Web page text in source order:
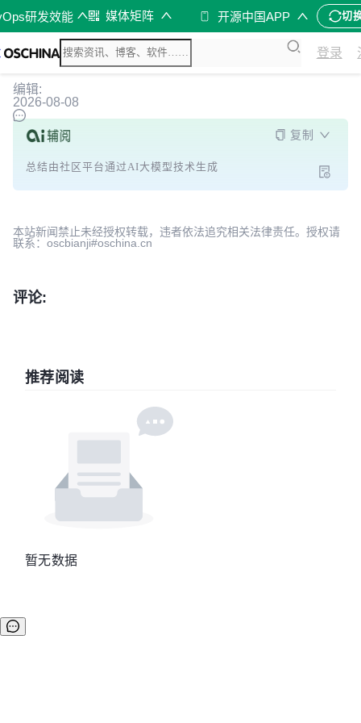
研发效能 媒体矩阵 开源中国APP 切
登录
编辑:
2026-08-08
复制
总结由社区平台通过AI大模型技术生成
本站新闻禁止未经授权转载，违者依法追究相关法律责任。授权请
联系：oscbianji#oschina.cn
评论:
推荐阅读
暂无数据